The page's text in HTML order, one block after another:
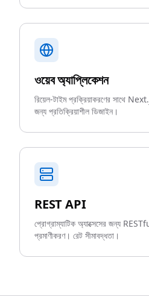
ওয়েব অ্যাপ্লিকেশন
রিয়েল-টাইম প্রক্রিয়াকরণের সাথে
জন্য প্রতিক্রিয়াশীল ডিজাইন।
REST API
প্রোগ্রাম্যাটিক অ্যাক্সেসের জন্য
প্রমাণীকরণ। রেট সীমাবদ্ধতা।